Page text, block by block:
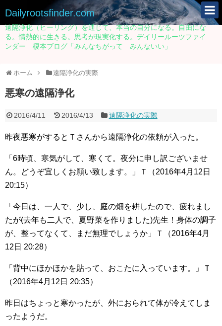
Dailyrootsfinder.com
遠隔浄化（ヒーリング）を通じて、本当の自分になる。自由にな
る。情熱的に生きる。思考が現実化する。デイリールーツファイ
ンダー 榎本ブログ「みんなちがって みんないい」
ホーム 遠隔浄化の実際
悪寒の遠隔浄化
2016/4/11 2016/4/13 遠隔浄化の実際
昨夜悪寒がするとＴさんから遠隔浄化の依頼が入った。
「6時頃、寒気がして、寒くて。夜分に申し訳ございませ
ん。どうぞ宜しくお願い致します。」Ｔ（2016年4月12日
20:15）
「今日は、一人で、少し、 庭の畑を耕したので、疲れまし
たが(去年も二人で、 夏野菜を作りました)先生！身体の調子
が、整ってなくて、
まだ無理でしょうか 」Ｔ（2016年4月
12日 20:28）
「背中にほかほかを貼って、おこたに入っています。」Ｔ
（2016年4月12日 20:35）
昨日はちょっと寒かったが、外におられて体が冷えてしま
ったようだ。